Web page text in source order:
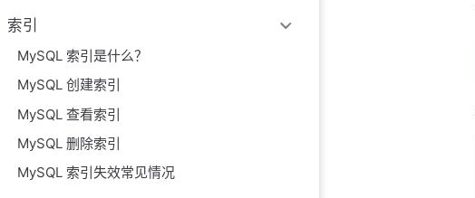
索引
MySQL 索引是什么？
MySQL 创建索引
MySQL 查看索引
MySQL 删除索引
MySQL 索引失效常见情况